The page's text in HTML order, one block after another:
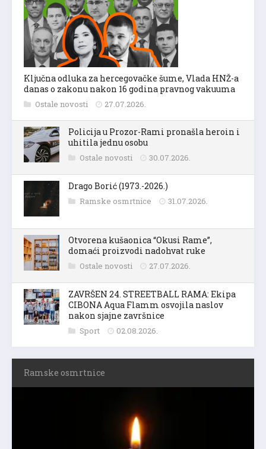
Ključna odluka za hercegovačke šume, Vlada HNŽ-a
danas o zakonu nakon 16 godina pravnog vakuuma
Ostale novosti 27.07.2026.
Policija u Prozor-Rami pronašla heroin i
uhitila jednu osobu
Ostale novosti 30.07.2026.
Drago Borić (1973.-2026.)
Ramske osmrtnice 31.07.2026.
Otvorena kušaonica “Okusi Rame”,
domaći proizvodi nadohvat ruke
Ostale novosti 27.07.2026.
ZAVRŠEN 24. STREETBALL RAMA: Ekipa
CIBONA Aqua Flamm osvojila naslov
nakon sjajne završnice
Sport 02.08.2026.
Ramske osmrtnice